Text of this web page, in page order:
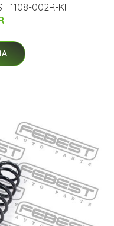
1108-002R-KIT